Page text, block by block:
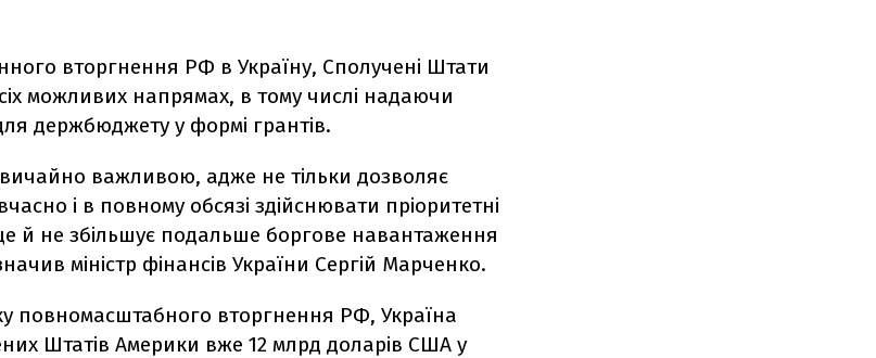
вторгнення РФ в Україну, Сполучені Штати
можливих напрямах, в тому числі надаючи
держбюджету у формі грантів.
важливою, адже не тільки дозволяє
і в повному обсязі здійснювати пріоритетні
й не збільшує подальше боргове навантаження
міністр фінансів України Сергій Марченко.
повномасштабного вторгнення РФ, Україна
Штатів Америки вже 12 млрд доларів США у